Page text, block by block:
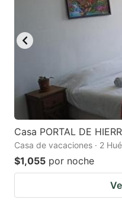
Casa PORTAL DE
Casa de vacaciones · 2
$1,055 por noche